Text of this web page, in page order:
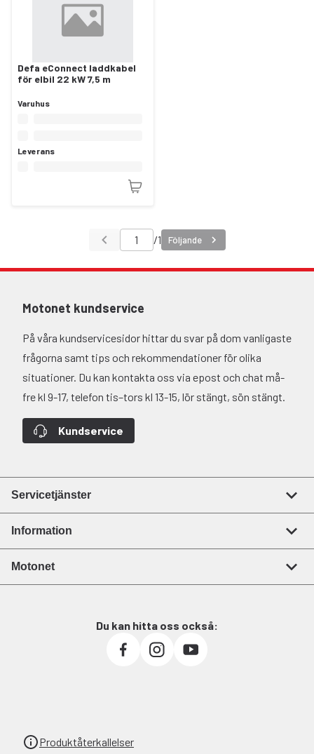
Defa eConnect laddkabel
för elbil 22 kW 7,5 m
Varuhus
Leverans
/1 Följande
Motonet kundservice
På våra kundservicesidor hittar du svar på dom vanligaste
frågorna samt tips och rekommendationer för olika
situationer. Du kan kontakta oss via epost och chat må-
fre kl 9-17, telefon tis–tors kl 13-15, lör stängt, sön stängt.
Kundservice
Servicetjänster
Information
Motonet
Du kan hitta oss också:
Produktåterkallelser